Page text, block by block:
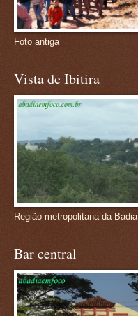
Foto antiga
Vista de Ibitira
Região metropolitana da Badia
Bar central